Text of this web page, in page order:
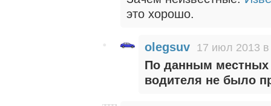
это хорошо.
olegsuv 17 июл 2013
По данным
водителя не было